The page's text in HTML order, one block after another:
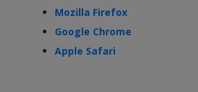
Mozilla Firefox
Google Chrome
Apple Safari